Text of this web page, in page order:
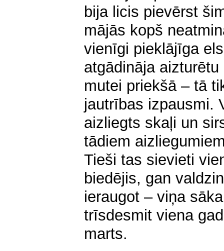
bija licis pievērst
mājās kopš
vienīgi pieklājīga
atgādināja
mutei priekšā – tā
jautrības izpausmi.
aizliegts skaļi un
tādiem
Tieši tas sievieti
biedējis, gan
ieraugot – viņa
trīsdesmit viena
marts.